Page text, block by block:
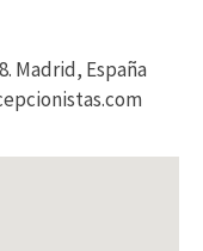
Madrid, España